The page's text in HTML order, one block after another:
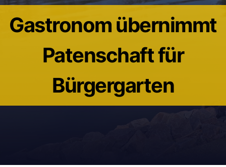
Gastronom übernimmt
Patenschaft für
Bürgergarten